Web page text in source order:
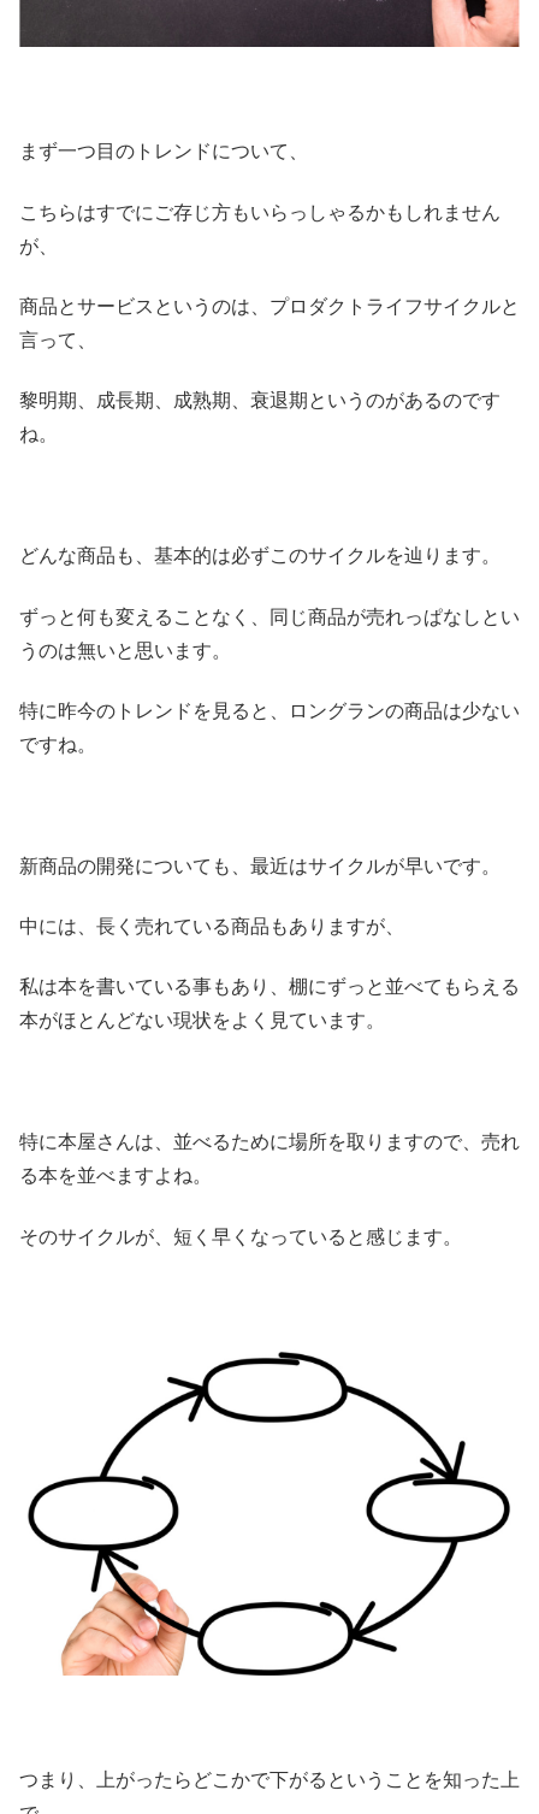
まず一つ目のトレンドについて、
こちらはすでにご存じ方もいらっしゃるかもしれません
が、
商品とサービスというのは、プロダクトライフサイクルと
言って、
黎明期、成長期、成熟期、衰退期というのがあるのです
ね。
どんな商品も、基本的は必ずこのサイクルを辿ります。
ずっと何も変えることなく、同じ商品が売れっぱなしとい
うのは無いと思います。
特に昨今のトレンドを見ると、ロングランの商品は少ない
ですね。
新商品の開発についても、最近はサイクルが早いです。
中には、長く売れている商品もありますが、
私は本を書いている事もあり、棚にずっと並べてもらえる
本がほとんどない現状をよく見ています。
特に本屋さんは、並べるために場所を取りますので、売れ
る本を並べますよね。
そのサイクルが、短く早くなっていると感じます。
つまり、上がったらどこかで下がるということを知った上